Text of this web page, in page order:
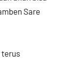
Sare
terus